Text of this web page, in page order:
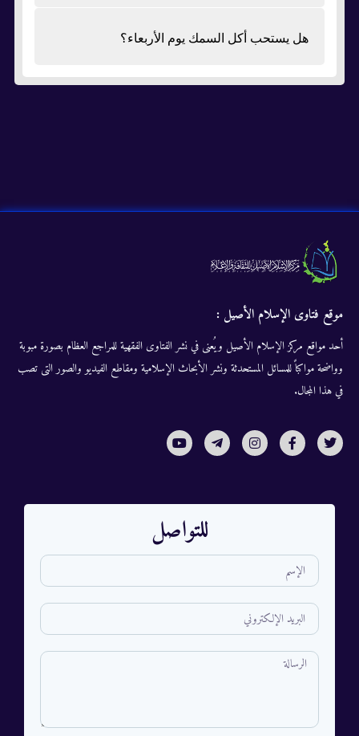
هل يستحب أكل السمك يوم الأربعاء؟
موقع فتاوى الإسلام الأصيل :
أحد مواقع مركز الإسلام الأصيل ويُعنى في نشر الفتاوى الفقهية للمراجع العظام بصورة مبوبة
وواضحة مواكباً للمسائل المستحدثة ونشر الأبحاث الإسلامية ومقاطع الفيديو والصور التى تصب
في هذا المجال.
للتواصل